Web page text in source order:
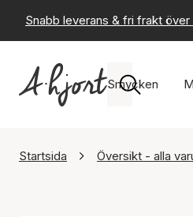
Snabb leverans & fri frakt över
Smycken
Startsida Översikt - alla